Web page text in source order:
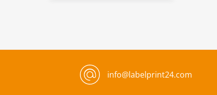
info@labelprint24.com